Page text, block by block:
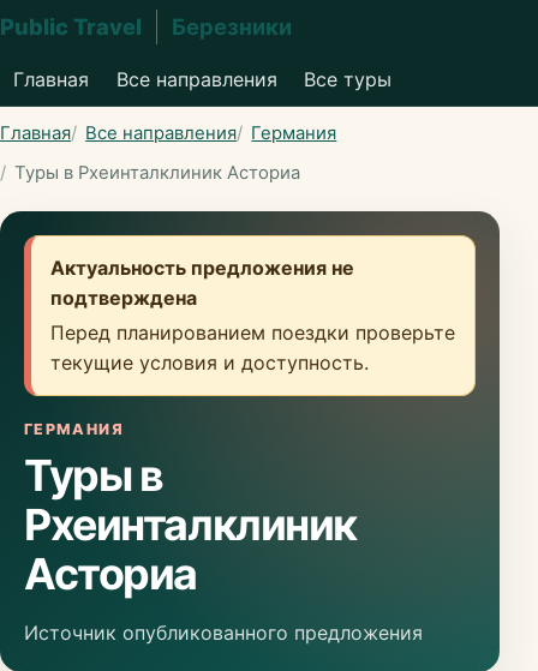
Public Travel Березники
Главная Все направления Все туры
Главная Все направления
Германия
Туры в Рхеинталклиник Асториа
Актуальность предложения не
подтверждена
Перед планированием поездки проверьте
текущие условия и доступность.
ГЕРМАНИЯ
Туры в
Рхеинталклиник
Асториа
Источник опубликованного предложения